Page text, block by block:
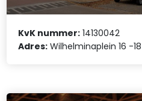
KvK nummer: 14130042
Adres: Wilhelminaplein 16 -18